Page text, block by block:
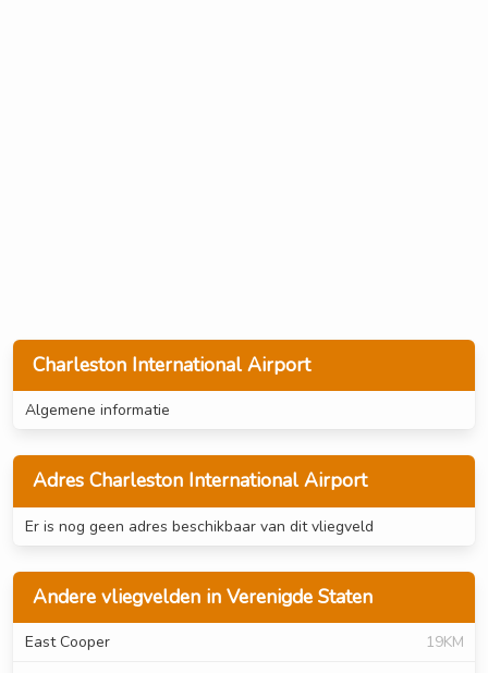
Charleston International Airport
Algemene informatie
Adres Charleston International Airport
Er is nog geen adres beschikbaar van dit vliegveld
Andere vliegvelden in Verenigde Staten
East Cooper
19KM